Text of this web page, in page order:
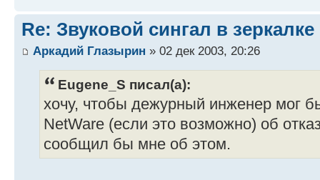
Re: Звуковой сингал в зеркалке
Аркадий Глазырин » 02 дек 2003, 20:26
Eugene_S писал(а):
хочу, чтобы дежурный инженер мог
NetWare (если это возможно) об
сообщил бы мне об этом.